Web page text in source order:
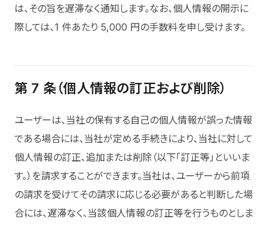
は、その旨を遅滞なく通知します。なお、個人情報の開示に
際しては、1 件あたり 5,000 円の手数料を申し受けます。
第 7 条（個人情報の訂正および削除）
ユーザーは、当社の保有する自己の個人情報が誤った情報
である場合には、当社が定める手続きにより、当社に対して
個人情報の訂正、追加または削除（以下「訂正等」といいま
す。）を請求することができます。当社は、ユーザーから前項
の請求を受けてその請求に応じる必要があると判断した場
合には、遅滞なく、当該個人情報の訂正等を行うものとしま